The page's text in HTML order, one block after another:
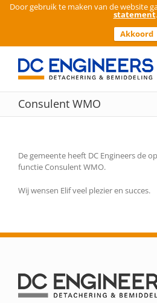
Door gebruik te maken van de website
statement.
Akkoord
Ga
inhoud
Consulent WMO
De gemeente heeft DC Engineers de
functie Consulent WMO.
Wij wensen Elif veel plezier en succes.